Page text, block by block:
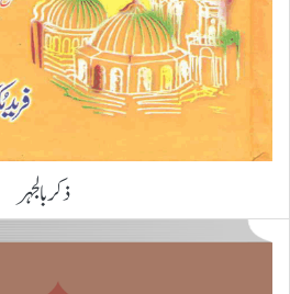
ذکر بالجہر